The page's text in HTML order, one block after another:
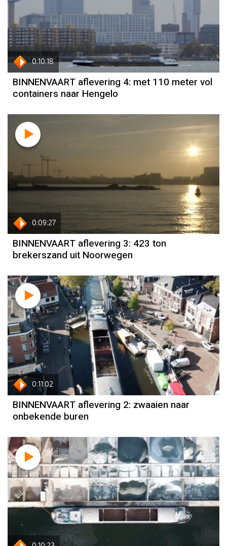
0:10:18
BINNENVAART aflevering 4: met 110 meter vol
containers naar Hengelo
0:09:27
BINNENVAART aflevering 3: 423 ton
brekerszand uit Noorwegen
0:11:02
BINNENVAART aflevering 2: zwaaien naar
onbekende buren